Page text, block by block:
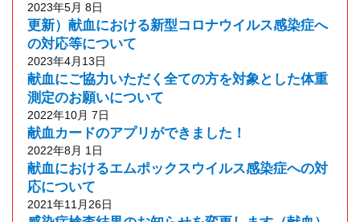
更新）献血における新型コロナウイルス感染症へ
の対応等について
2023年5月 8日
献血にご協力いただく全ての方を対象とした体重
測定のお願いについて
2023年4月13日
献血カードのアプリができました！
2022年10月 7日
献血におけるエムポックスウイルス感染症への対
応について
2022年8月 1日
2021年11月26日